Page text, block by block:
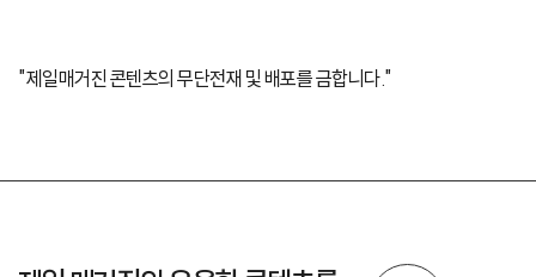
"제일매거진 콘텐츠의 무단전재 및 배포를 금합니다."